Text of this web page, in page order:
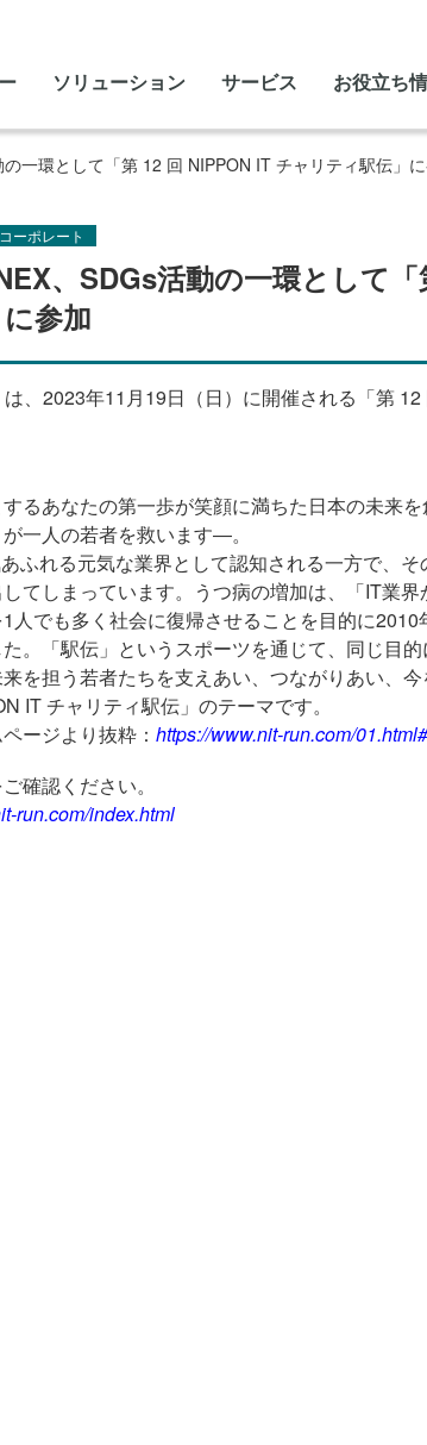
ソリューション サービス お役立ち
一環として「第 12 回 NIPPON IT チャリティ駅伝」
コーポレート
、SDGs活動の一環として
参加
、2023年11月19日（日）に開催される「第
るあなたの第一歩が笑顔に満ちた日本の未来を
一人の若者を救います―。
ふれる元気な業界として認知される一方で、
てしまっています。うつ病の増加は、「IT業
人でも多く社会に復帰させることを目的に
。「駅伝」というスポーツを通じて、同じ目
を担う若者たちを支えあい、つながりあい、
IT チャリティ駅伝」のテーマです。
ージより抜粋： https://www.nit-run.com/
確認ください。
run.com/index.html